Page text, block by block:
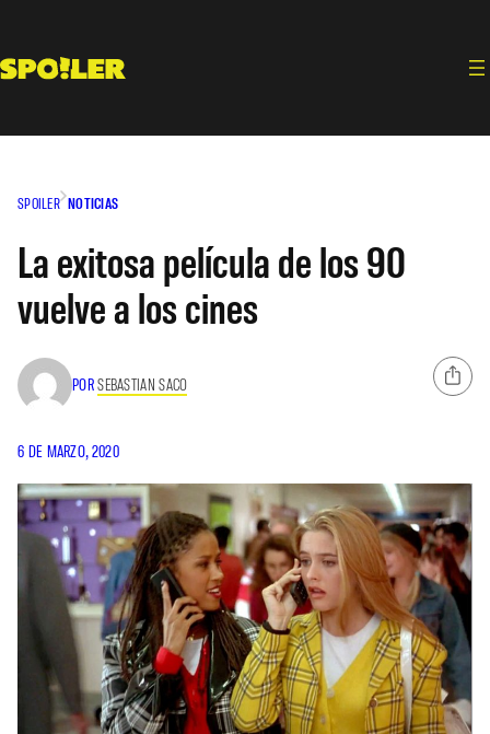
contenido
SPOILER NOTICIAS
La exitosa película de los 90
vuelve a los cines
PORSEBASTIAN SACO
6 DE MARZO, 2020